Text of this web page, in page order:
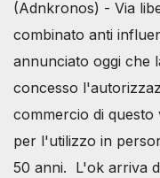
(Adnkronos) - Via
combinato anti
annunciato oggi che
concesso
commercio di
per l'utilizzo in
50 anni. L'ok arriva